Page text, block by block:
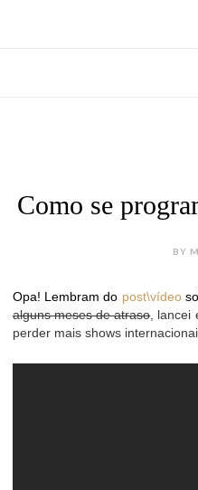
Como se
BY
Opa! Lembram do post\vídeo
alguns meses de atraso, lancei
perder mais shows